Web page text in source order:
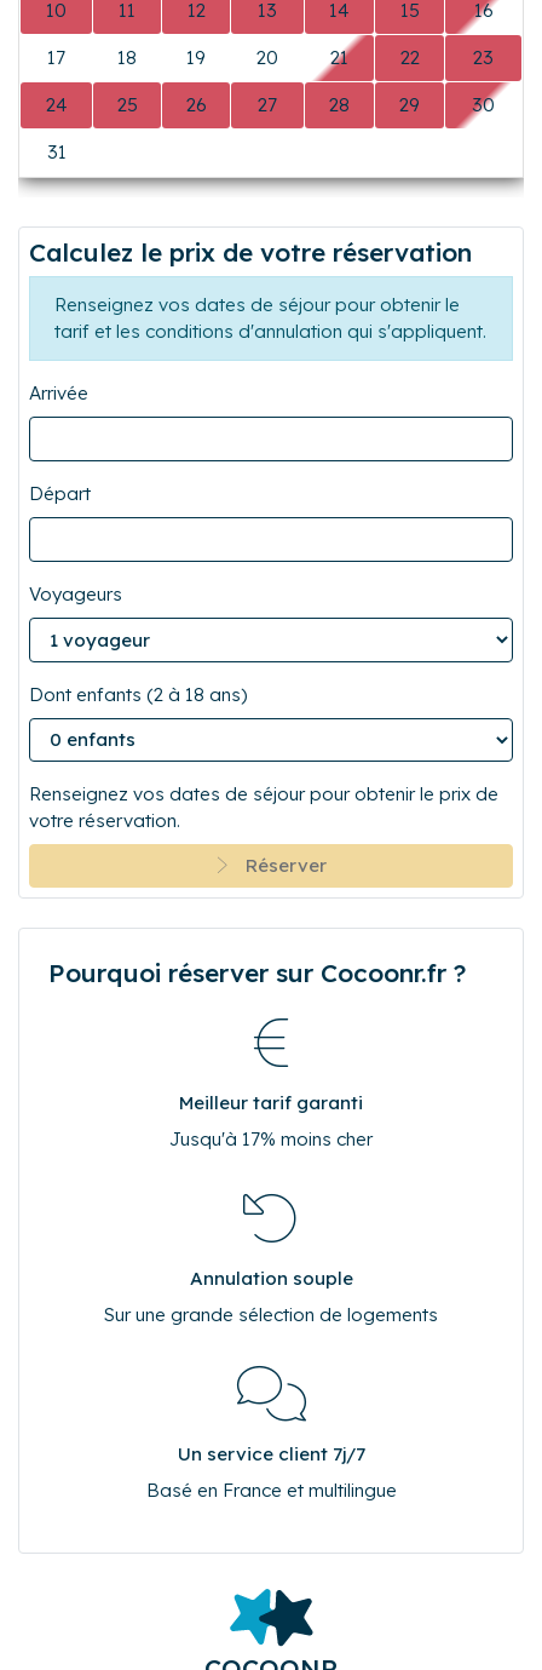
10 11 12 13 14 15 16
17 18 19 20 21 22 23
24 25 26 27 28 29
31 0 0 0 0 0 0
Calculez le prix de votre réservation
Renseignez vos dates de séjour pour obtenir le
tarif et les conditions d'annulation qui s'appliquent.
Arrivée
Départ
Voyageurs
Dont enfants (2 à 18 ans)
Renseignez vos dates de séjour pour obtenir le prix de
votre réservation.
Réserver
Meilleur tarif garanti
Annulation souple
Un service client 7j/7